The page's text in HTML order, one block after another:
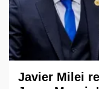
Javier Milei